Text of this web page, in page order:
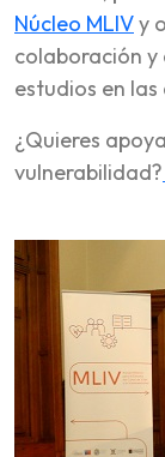
Núcleo MLIVy
colaboración y
estudios en
¿Quieres
vulnerabilidad?